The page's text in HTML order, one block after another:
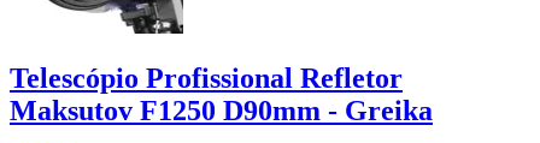
Telescópio Profissional Refletor
Maksutov F1250 D90mm - Greika